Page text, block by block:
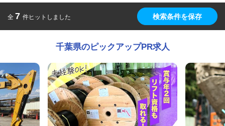
全 7 件ヒットしました 検索条件を保存
千葉県のピックアップPR求人